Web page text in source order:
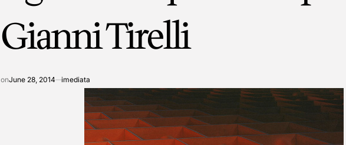
Gianni Tirelli
onJune 28, 2014 imediata